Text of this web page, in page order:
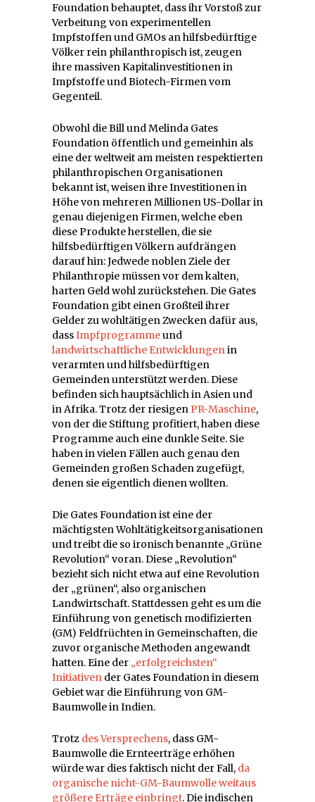
Foundation behauptet, dass ihr Vorstoß zur
Verbeitung von experimentellen
Impfstoffen und GMOs an hilfsbedürftige
Völker rein philanthropisch ist, zeugen
ihre massiven Kapitalinvestitionen in
Impfstoffe und Biotech-Firmen vom
Gegenteil.
Obwohl die Bill und Melinda Gates
Foundation öffentlich und gemeinhin als
eine der weltweit am meisten respektierten
philanthropischen Organisationen
bekannt ist, weisen ihre Investitionen in
Höhe von mehreren Millionen US-Dollar in
genau diejenigen Firmen, welche eben
diese Produkte herstellen, die sie
hilfsbedürftigen Völkern aufdrängen
darauf hin: Jedwede noblen Ziele der
Philanthropie müssen vor dem kalten,
harten Geld wohl zurückstehen. Die Gates
Foundation gibt einen Großteil ihrer
Gelder zu wohltätigen Zwecken dafür aus,
dassImpfprogrammeund
landwirtschaftliche Entwicklungenin
verarmten und hilfsbedürftigen
Gemeinden unterstützt werden. Diese
befinden sich hauptsächlich in Asien und
in Afrika. Trotz der riesigenPR-Maschine,
von der die Stiftung profitiert, haben diese
Programme auch eine dunkle Seite. Sie
haben in vielen Fällen auch genau den
Gemeinden großen Schaden zugefügt,
denen sie eigentlich dienen wollten.
Die Gates Foundation ist eine der
mächtigsten Wohltätigkeitsorganisationen
und treibt die so ironisch benannte „Grüne
Revolution“ voran. Diese „Revolution“
bezieht sich nicht etwa auf eine Revolution
der „grünen“, also organischen
Landwirtschaft. Stattdessen geht es um die
Einführung von genetisch modifizierten
(GM) Feldfrüchten in Gemeinschaften, die
zuvor organische Methoden angewandt
hatten. Eine der „erfolgreichsten“
Initiativen der Gates Foundation in diesem
Gebiet war die Einführung von GM-
Baumwolle in Indien.
Trotz des Versprechens, dass GM-
Baumwolle die Ernteerträge erhöhen
würde war dies faktisch nicht der Fall, da
organische nicht-GM-Baumwolle weitaus
größere Erträge einbringt. Die indischen